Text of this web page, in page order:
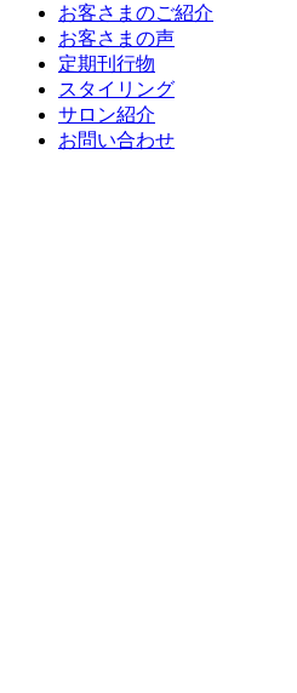
お客さまのご紹介
お客さまの声
定期刊行物
スタイリング
サロン紹介
お問い合わせ